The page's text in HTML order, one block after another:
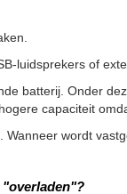
luidsprekers of
batterij. Onder
capaciteit
wordt
"overladen"?